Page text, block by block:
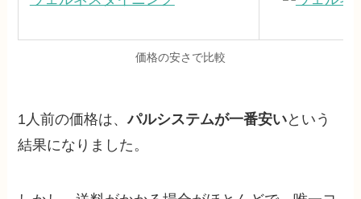
価格の安さで比較
1人前の価格は、パルシステムが一番安いという
結果になりました。